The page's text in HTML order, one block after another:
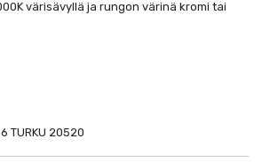
värisävyllä ja rungon värinä kromi tai
TURKU 20520